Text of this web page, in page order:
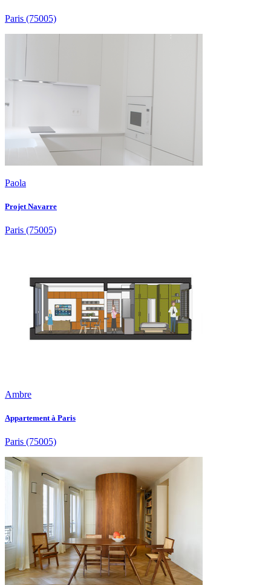
Paris (75005)
Paola
Projet Navarre
Paris (75005)
Ambre
Appartement à Paris
Paris (75005)